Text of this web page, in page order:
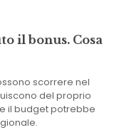
il bonus. Cosa
scorrere nel
del proprio
il budget potrebbe